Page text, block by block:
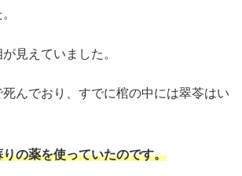
見えていました。
んでおり、すでに棺の中には翠苓はい
の薬を使っていたのです。